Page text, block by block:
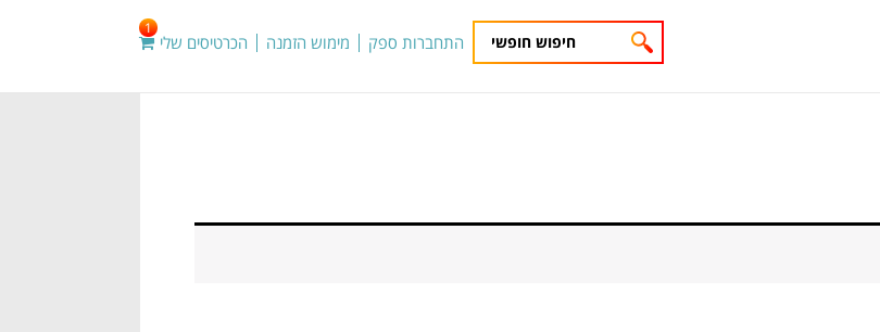
התחברות ספק מימוש הזמנה הכרטיסים שלי
1